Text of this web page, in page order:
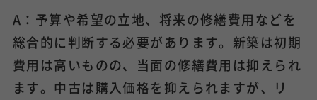
A：予算や希望の立地、将来の修繕費用などを
総合的に判断する必要があります。新築は初期
費用は高いものの、当面の修繕費用は抑えられ
ます。中古は購入価格を抑えられますが、リ